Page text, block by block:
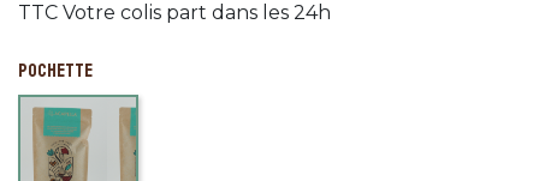
TTC Votre colis part dans les 24h
POCHETTE